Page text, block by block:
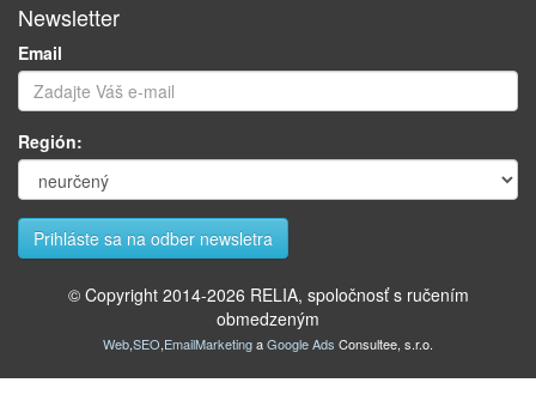
Newsletter
Email
Región:
© Copyright 2014-2026 RELIA, spoločnosť s ručením
obmedzeným
Web,SEO,EmailMarketingaGoogle Ads Consultee, s.r.o.